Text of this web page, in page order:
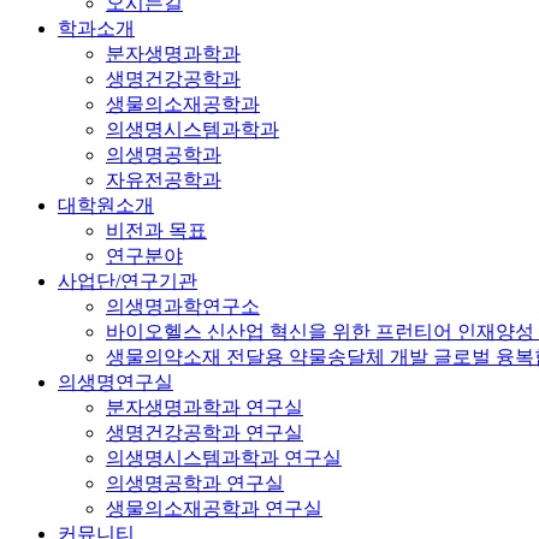
학과소개
분자생명과학과
생명건강공학과
생물의소재공학과
의생명시스템과학과
의생명공학과
자유전공학과
대학원소개
비전과 목표
연구분야
사업단/연구기관
의생명과학연구소
바이오헬스 신산업 혁신을 위한 프런티어 인재양성
생물의약소재 전달용 약물송달체 개발 글로벌 융복
의생명연구실
분자생명과학과 연구실
생명건강공학과 연구실
의생명시스템과학과 연구실
의생명공학과 연구실
생물의소재공학과 연구실
커뮤니티